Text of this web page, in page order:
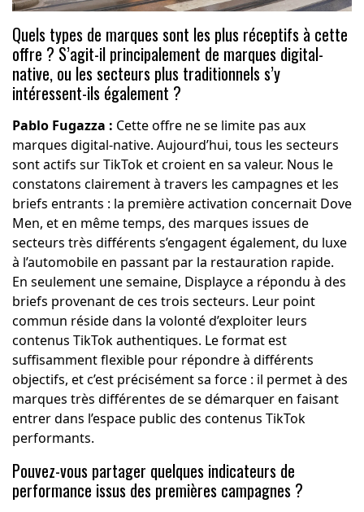
Quels types de marques sont les plus réceptifs à cette
offre ? S’agit-il principalement de marques digital-
native, ou les secteurs plus traditionnels s’y
intéressent-ils également ?
Pablo Fugazza : Cette offre ne se limite pas aux
marques digital-native. Aujourd’hui, tous les secteurs
sont actifs sur TikTok et croient en sa valeur. Nous le
constatons clairement à travers les campagnes et les
briefs entrants : la première activation concernait Dove
Men, et en même temps, des marques issues de
secteurs très différents s’engagent également, du luxe
à l’automobile en passant par la restauration rapide.
En seulement une semaine, Displayce a répondu à des
briefs provenant de ces trois secteurs. Leur point
commun réside dans la volonté d’exploiter leurs
contenus TikTok authentiques. Le format est
suffisamment flexible pour répondre à différents
objectifs, et c’est précisément sa force : il permet à des
marques très différentes de se démarquer en faisant
entrer dans l’espace public des contenus TikTok
performants.
Pouvez-vous partager quelques indicateurs de
performance issus des premières campagnes ?